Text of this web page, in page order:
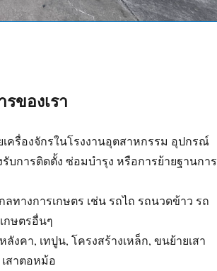
รของเรา
เครื่องจักรในโรงงานอุตสาหกรรม อุปกรณ์
การติดตั้ง ซ่อมบำรุง หรือการย้ายฐานการ
ทางการเกษตร เช่น รถไถ รถนวดข้าว รถ
กษตรอื่นๆ
งคา, เทปูน, โครงสร้างเหล็ก, ขนย้ายเสา
สาตอหม้อ